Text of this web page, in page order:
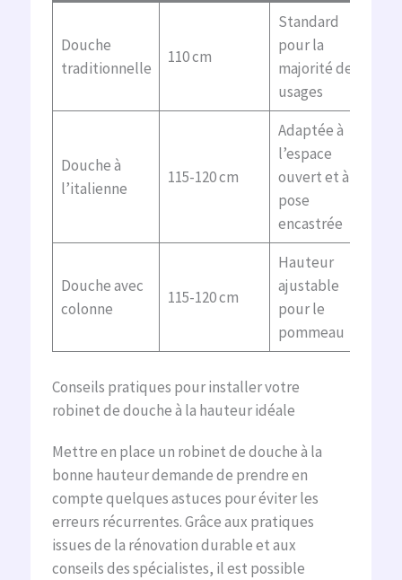
Douche
traditionnelle
110 cm
Standard
pour la
majorité des
usages
Douche à
l’italienne
115-120 cm
Adaptée à
l’espace
ouvert et à la
pose
encastrée
Douche avec
colonne
115-120 cm
Hauteur
ajustable
pour le
pommeau
Conseils pratiques pour installer votre
robinet de douche à la hauteur idéale
Mettre en place un robinet de douche à la
bonne hauteur demande de prendre en
compte quelques astuces pour éviter les
erreurs récurrentes. Grâce aux pratiques
issues de la rénovation durable et aux
conseils des spécialistes, il est possible